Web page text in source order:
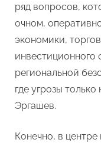
ряд вопросов,
очном,
экономики,
инвестиционного
региональной
где угрозы
Эргашев.
Конечно, в центре